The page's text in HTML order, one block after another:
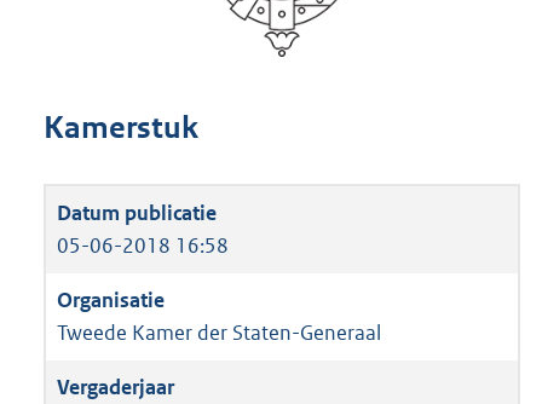
Kamerstuk
05-06-2018 16:58
Tweede Kamer der Staten-Generaal